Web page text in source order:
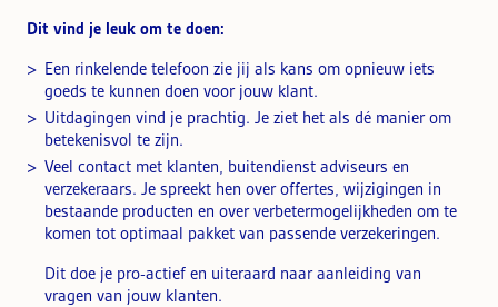
Dit vind je leuk om te doen:
Een rinkelende telefoon zie jij als kans om opnieuw iets
goeds te kunnen doen voor jouw klant.
Uitdagingen vind je prachtig. Je ziet het als dé manier om
betekenisvol te zijn.
Veel contact met klanten, buitendienst adviseurs en
verzekeraars. Je spreekt hen over offertes, wijzigingen in
bestaande producten en over verbetermogelijkheden om te
komen tot optimaal pakket van passende verzekeringen.
Dit doe je pro-actief en uiteraard naar aanleiding van
vragen van jouw klanten.